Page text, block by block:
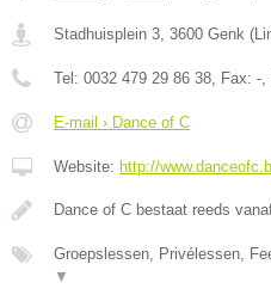
Stadhuisplein 3 3600 Genk (
Tel: 0032 479 29 86 38 , Fax: -
E-mail › Dance of C
Website: http://
Dance of C bestaat reeds
Groepslessen, Privélessen,
▼